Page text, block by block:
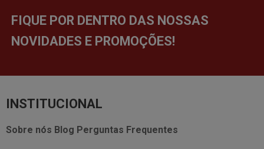
FIQUE POR DENTRO DAS NOSSAS
NOVIDADES E PROMOÇÕES!
INSTITUCIONAL
Sobre nós Blog Perguntas Frequentes